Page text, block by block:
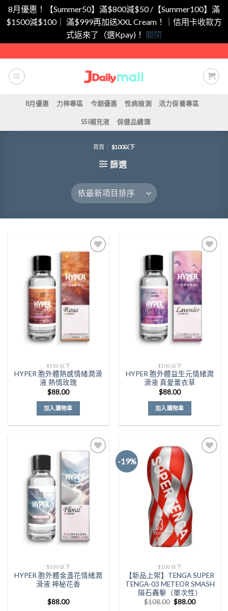
8月優惠！【Summer50】滿$800減$50 /【Summer100】滿
$1500減$100｜ 滿$999再加送XXL Cream！｜信用卡收款方
式返來了（選Kpay)！ 關閉
to
content
8月優惠 力神專區 今期優惠 性病檢測 活力保養專區
SSI補充液 保健品總匯
首頁 / $100以下
篩選
Add to
Wishlist
$100以下
HYPER 胞外體熱感情緒潤滑
液 熱情玫瑰
$88.00
加入購物車
Add to
Wishlist
$100以下
HYPER 胞外體益生元情緒潤
滑液 真愛薰衣草
$88.00
加入購物車
Add to
Wishlist
$100以下
HYPER 胞外體金盞花情緒潤
滑液 神秘花香
$88.00
-19%
$100以下
【新品上架】TENGA SUPER
TENGA-03 METEOR SMASH
隕石轟擊（單次性）
$108.00 原
始
$88.00目